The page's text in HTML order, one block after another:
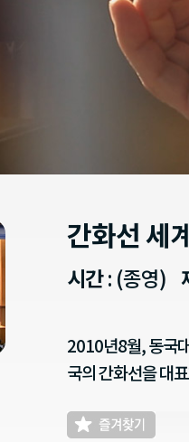
간화선 세
시간: (종영)
2010년8월, 동국
국의 간화선을 대